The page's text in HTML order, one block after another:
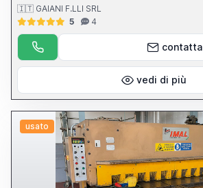
🇮🇹 GAIANI F.LLI SRL
5
4
contatta
vedi di più
usato